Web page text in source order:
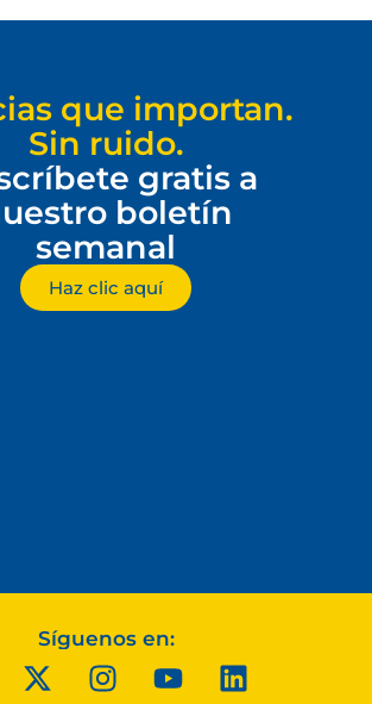
que importan.
Sin ruido.
gratis a
boletín
semanal
Haz clic aquí
Síguenos en: